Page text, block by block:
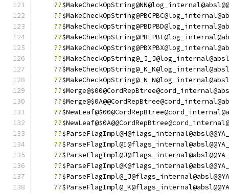
??
??
??
??
??
??
??
??
??
??
??
??
??
??
??
??
??
??